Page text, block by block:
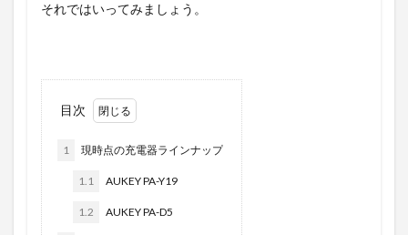
それではいってみましょう。
目次
1 現時点の充電器ラインナップ
1.1 AUKEY PA-Y19
1.2 AUKEY PA-D5